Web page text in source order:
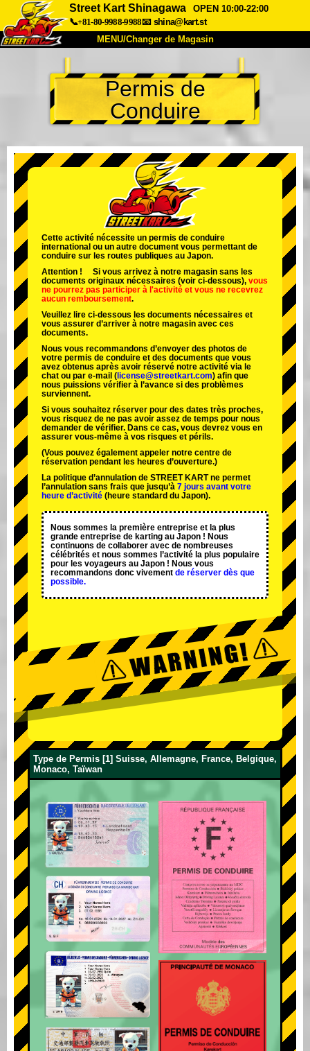
Street Kart Shinagawa
OPEN 10:00-22:00
📞+81-80-9988-9988📧 shina@kart.st
MENU/Changer de Magasin
À Propos Caractéristiques Tarifs
Accès Avis FAQ
Changer de Magasin
Tokyo Akihabara#1
Tokyo Akihabara#2
Tokyo Shibuya Annexe Baie de Tokyo
Tokyo Asakusa
Okinawa
Permis de
Conduire
Cette activité nécessite un permis de conduire
international ou un autre document vous permettant de
conduire sur les routes publiques au Japon.
Attention ! Si vous arrivez à notre magasin sans les
documents originaux nécessaires (voir ci-dessous), vous
ne pourrez pas participer à l'activité et vous ne recevrez
aucun remboursement.
Veuillez lire ci-dessous les documents nécessaires et
vous assurer d’arriver à notre magasin avec ces
documents.
Nous vous recommandons d’envoyer des photos de
votre permis de conduire et des documents que vous
avez obtenus après avoir réservé notre activité via le
chat ou par e-mail ( license@streetkart.com) afin que
nous puissions vérifier à l’avance si des problèmes
surviennent.
Si vous souhaitez réserver pour des dates très proches,
vous risquez de ne pas avoir assez de temps pour nous
demander de vérifier. Dans ce cas, vous devrez vous en
assurer vous-même à vos risques et périls.
(Vous pouvez également appeler notre centre de
réservation pendant les heures d’ouverture.)
La politique d’annulation de STREET KART ne permet
l’annulation sans frais que jusqu’à 7 jours avant votre
heure d’activité (heure standard du Japon).
Nous sommes la première entreprise et la plus
grande entreprise de karting au Japon ! Nous
continuons de collaborer avec de nombreuses
célébrités et nous sommes l’activité la plus populaire
pour les voyageurs au Japon ! Nous vous
recommandons donc vivement de réserver dès que
possible.
Type de Permis [1] Suisse, Allemagne, France, Belgique,
Monaco, Taïwan